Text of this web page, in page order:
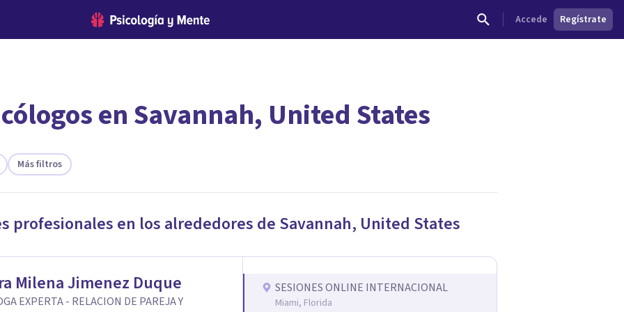
Accede Regístrate
el psicólogo adecuado?
en Savannah, United States
Más filtros
profesionales en los alrededores de Savannah, United States
Milena Jimenez Duque
EXPERTA - RELACION DE PAREJA Y
SESIONES ONLINE INTERNACIONAL
Miami, Florida